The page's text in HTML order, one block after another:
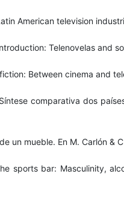
American television
Telenovelas and
Between cinema and
comparativa dos
un mueble. En M. Carlón
sports bar: Masculinity,